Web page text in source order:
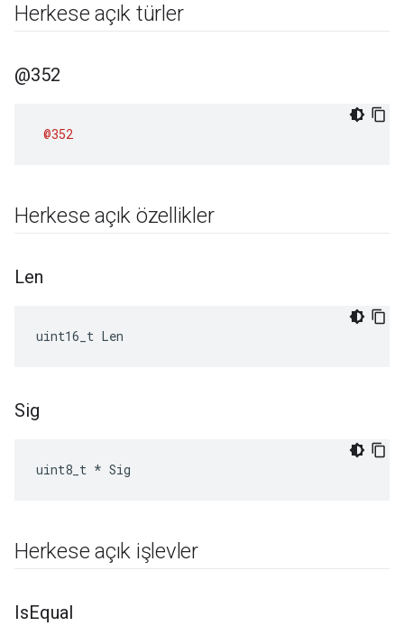
Herkese açık türler
@352
@352
Herkese açık özellikler
Len
uint16_t Len
Sig
uint8_t * Sig
Herkese açık işlevler
IsEqual